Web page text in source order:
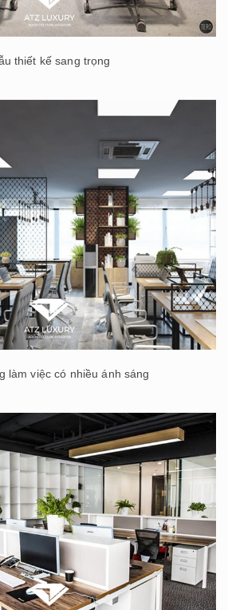
thiết kế sang trọng
làm việc có nhiều ánh sáng